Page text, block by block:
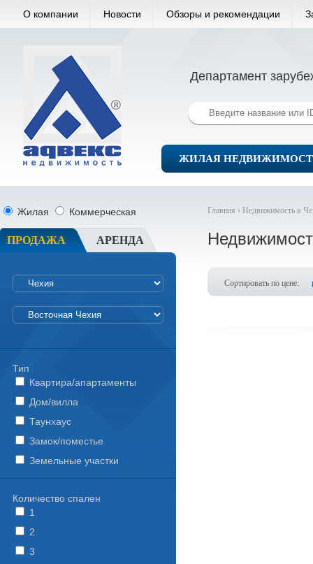
О компании Новости Обзоры и рекомендации
Департамент
ЖИЛАЯ
Главная › Недвижимость в
Сортировать по цене:
Жилая Коммерческая
ПРОДАЖА АРЕНДА
Тип
Квартира/апартаменты
Дом/вилла
Таунхаус
Замок/поместье
Земельные участки
Количество спален
1
2
3